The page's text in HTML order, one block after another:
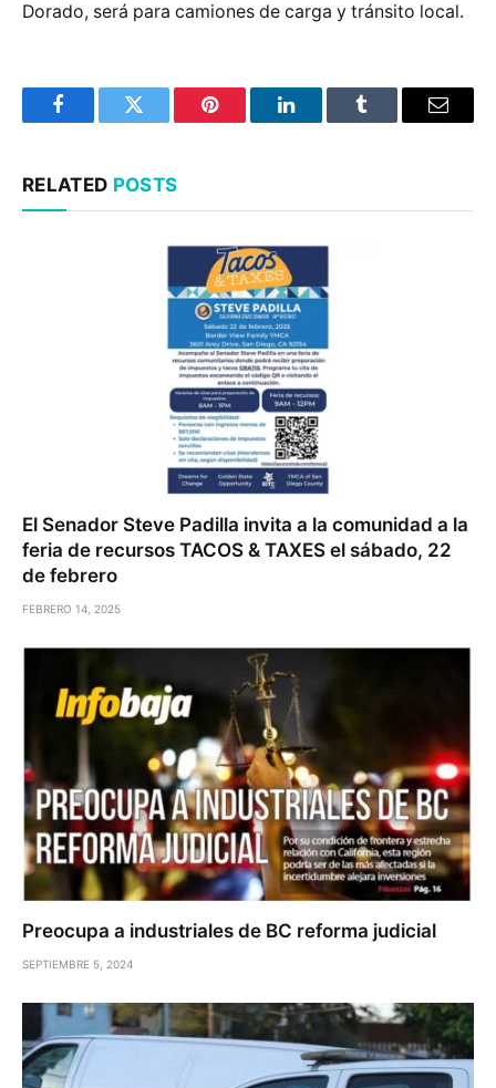
Dorado, será para camiones de carga y tránsito local.
FacebookTwitter Pinterest LinkedInTumblr Email
RELATED POSTS
El Senador Steve Padilla invita a la comunidad a la
feria de recursos TACOS & TAXES el sábado, 22
de febrero
FEBRERO 14, 2025
Preocupa a industriales de BC reforma judicial
SEPTIEMBRE 5, 2024